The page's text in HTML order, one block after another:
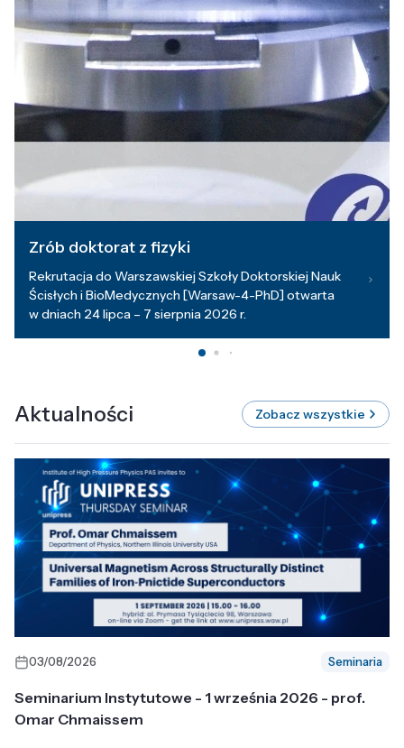
Zrób doktorat z fizyki
Rekrutacja do Warszawskiej Szkoły Doktorskiej Nauk
Ścisłych i BioMedycznych [Warsaw-4-PhD] otwarta
w dniach 24 lipca – 7 sierpnia 2026 r.
Aktualności Zobacz wszystkie
03/08/2026 Seminaria
Seminarium Instytutowe - 1 września 2026 - prof.
Omar Chmaissem